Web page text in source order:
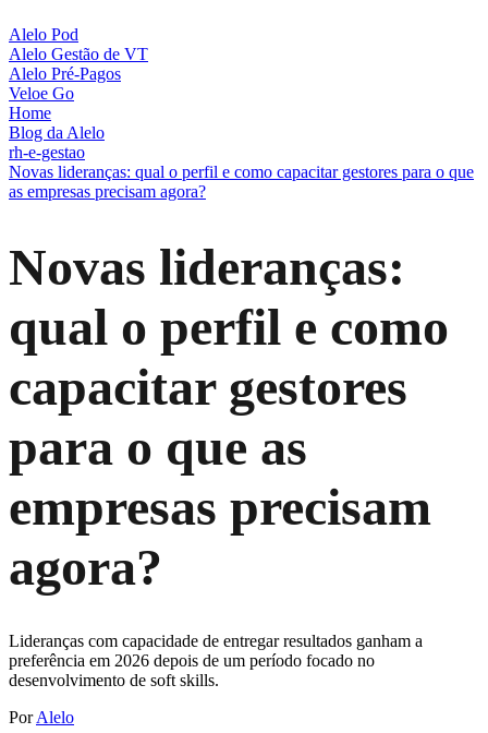
Alelo Pod
Alelo Gestão de VT
Alelo Pré-Pagos
Veloe Go
Home
Blog da Alelo
rh-e-gestao
Novas lideranças: qual o perfil e como capacitar gestores para o que
as empresas precisam agora?
Novas lideranças:
qual o perfil e como
capacitar gestores
para o que as
empresas precisam
agora?
Lideranças com capacidade de entregar resultados ganham a
preferência em 2026 depois de um período focado no
desenvolvimento de soft skills.
PorAlelo